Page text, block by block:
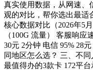
真实使用数据，从网速、
观的对比，帮你选出最适
核心数据对比（2026年5
（100G 流量） 客服响应
30元 2分钟 电信 95% 28
同地区怎么选？ 三、不
最值得办的3款卡 172平